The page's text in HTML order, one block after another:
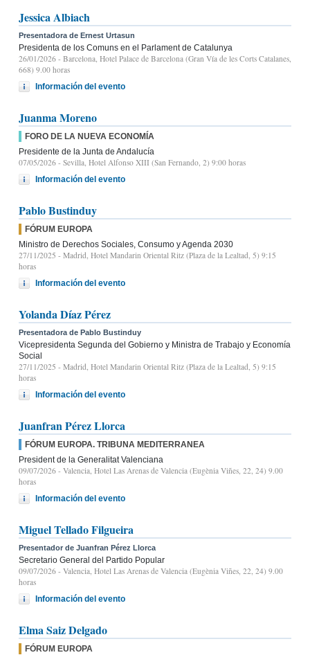
Jessica Albiach
Presentadora de Ernest Urtasun
Presidenta de los Comuns en el Parlament de Catalunya
26/01/2026 - Barcelona, Hotel Palace de Barcelona (Gran Vía de les Corts Catalanes,
668) 9.00 horas
Información del evento
Juanma Moreno
FORO DE LA NUEVA ECONOMÍA
Presidente de la Junta de Andalucía
07/05/2026 - Sevilla, Hotel Alfonso XIII (San Fernando, 2) 9:00 horas
Información del evento
Pablo Bustinduy
FÓRUM EUROPA
Ministro de Derechos Sociales, Consumo y Agenda 2030
27/11/2025 - Madrid, Hotel Mandarin Oriental Ritz (Plaza de la Lealtad, 5) 9:15
horas
Información del evento
Yolanda Díaz Pérez
Presentadora de Pablo Bustinduy
Vicepresidenta Segunda del Gobierno y Ministra de Trabajo y Economía
Social
27/11/2025 - Madrid, Hotel Mandarin Oriental Ritz (Plaza de la Lealtad, 5) 9:15
horas
Información del evento
Juanfran Pérez Llorca
FÓRUM EUROPA. TRIBUNA MEDITERRANEA
President de la Generalitat Valenciana
09/07/2026 - Valencia, Hotel Las Arenas de Valencia (Eugènia Viñes, 22, 24) 9.00
horas
Información del evento
Miguel Tellado Filgueira
Presentador de Juanfran Pérez Llorca
Secretario General del Partido Popular
09/07/2026 - Valencia, Hotel Las Arenas de Valencia (Eugènia Viñes, 22, 24) 9.00
horas
Información del evento
Elma Saiz Delgado
FÓRUM EUROPA